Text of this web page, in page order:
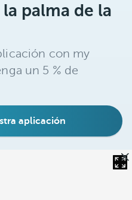
palma de la
con my
un 5 % de
aplicación